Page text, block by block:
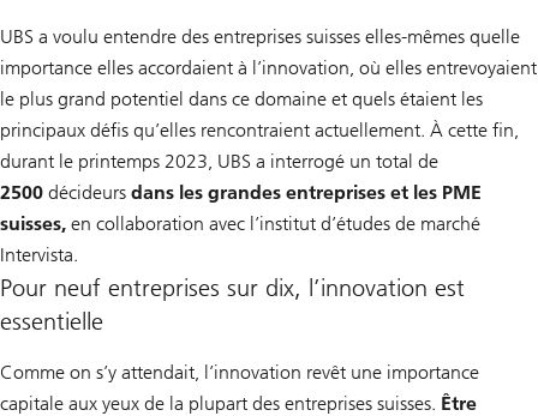
UBS a voulu entendre des entreprises suisses elles-mêmes quelle
importance elles accordaient à l’innovation, où elles entrevoyaient
le plus grand potentiel dans ce domaine et quels étaient les
principaux défis qu’elles rencontraient actuellement. À cette fin,
durant le printemps 2023, UBS a interrogé un total de
2500 décideurs dans les grandes entreprises et les PME
suisses, en collaboration avec l’institut d’études de marché
Intervista.
Pour neuf entreprises sur dix, l’innovation est
essentielle
Comme on s’y attendait, l’innovation revêt une importance
capitale aux yeux de la plupart des entreprises suisses. Être